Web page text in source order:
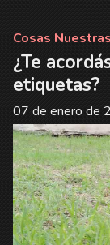
¿Te
etiquetas?
Cosas Nuestras
07 de enero de